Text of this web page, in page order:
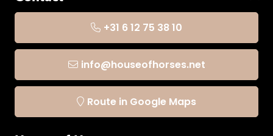
+31 6 12 75 38 10
info@houseofhorses.net
Route in Google Maps